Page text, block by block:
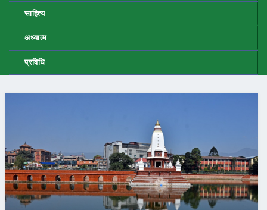
साहित्य
अध्यात्म
प्रविधि